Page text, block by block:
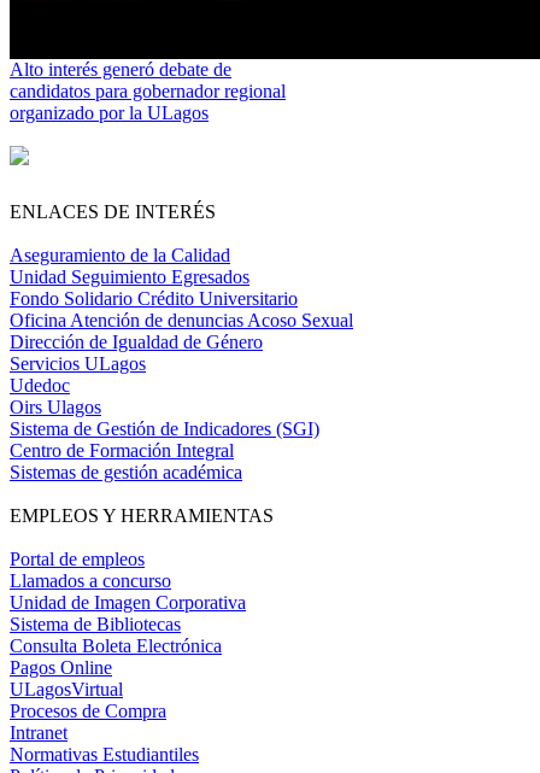
Alto interés generó debate de
candidatos para gobernador regional
organizado por la ULagos
ENLACES DE INTERÉS
Aseguramiento de la Calidad
Unidad Seguimiento Egresados
Fondo Solidario Crédito Universitario
Oficina Atención de denuncias Acoso Sexual
Dirección de Igualdad de Género
Servicios ULagos
Udedoc
Oirs Ulagos
Sistema de Gestión de Indicadores (SGI)
Centro de Formación Integral
Sistemas de gestión académica
EMPLEOS Y HERRAMIENTAS
Portal de empleos
Llamados a concurso
Unidad de Imagen Corporativa
Sistema de Bibliotecas
Consulta Boleta Electrónica
Pagos Online
ULagosVirtual
Procesos de Compra
Intranet
Normativas Estudiantiles